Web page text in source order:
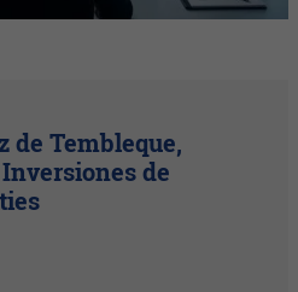
de Tembleque,
de